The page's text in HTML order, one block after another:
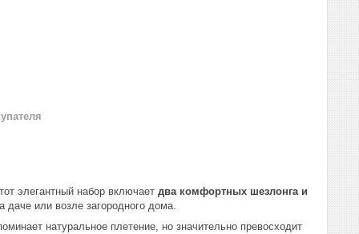
элегантный набор включает два комфортных шезлонга и
или возле загородного дома.
натуральное плетение, но значительно превосходит